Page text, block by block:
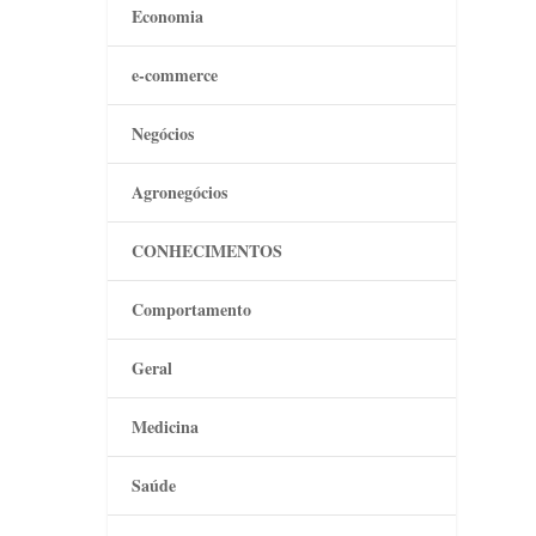
Economia
e-commerce
Negócios
Agronegócios
CONHECIMENTOS
Comportamento
Geral
Medicina
Saúde